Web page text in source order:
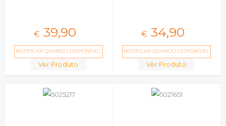
€ 39,90
NOTIFICAR QUANDO DISPONÍVEL
Ver Produto
€ 34,90
NOTIFICAR QUANDO DISPONÍVEL
Ver Produto